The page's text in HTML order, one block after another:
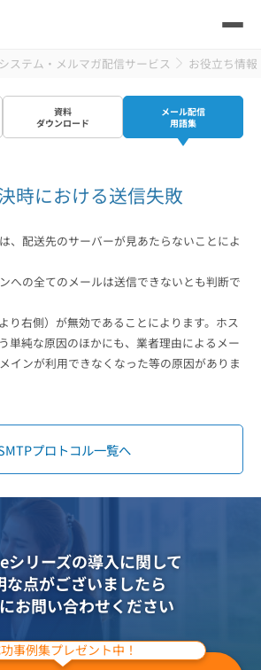
ール配信
ォーム
ズ把握
高速に送る
育成
効率化
策
ティング
ップ
無料トライアル
0515 大阪06-6131-9960
（平日 10:00〜18:00）
ステム・メルマガ配信サービス お役立ち情報
資料
ダウンロード
メール配信
用語集
時における送信失敗
、配送先のサーバーが見あたらないことによ
への全てのメールは送信できないとも判断で
り右側）が無効であることによります。ホス
単純な原因のほかにも、業者理由によるメー
インが利用できなくなった等の原因がありま
プロトコル一覧へ
リーズの導入に関して
な点がございましたら
お問い合わせください
事例集プレゼント中！